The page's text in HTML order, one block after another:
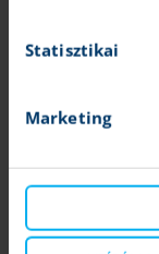
Statisztikai
Marketing
éves hozam volt
átlagos érték, tehát
több mint 15